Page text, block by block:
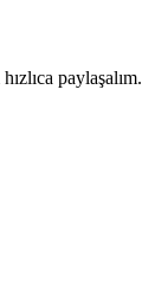
paylaşalım.